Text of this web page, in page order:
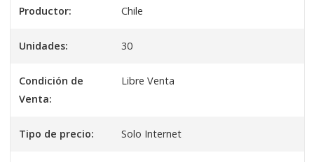
Productor: Chile
Unidades: 30
Condición de
Venta:
Libre Venta
Tipo de precio: Solo Internet